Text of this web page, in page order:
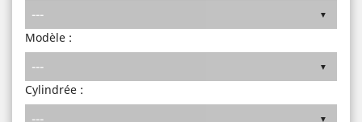
Modèle :
Cylindrée :